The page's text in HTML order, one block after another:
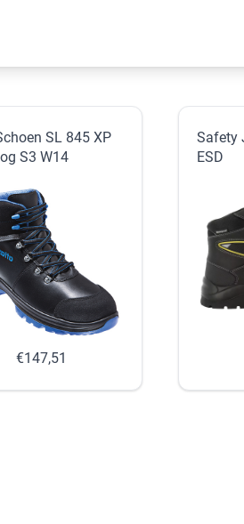
SL 845 XP
S3 W14
€147,51
Safety
ESD